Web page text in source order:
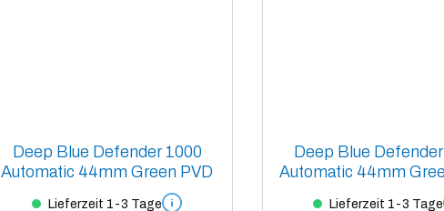
Deep Blue Defender 1000
Automatic 44mm Green PVD
Lieferzeit 1-3 Tage
Deep Blue
Automatic 44mm
Lieferzeit 1-3 Tage